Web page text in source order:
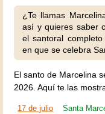
¿Te llamas
así y quieres saber
el santoral
en que se celebra
El santo de Marcelina
2026. Aquí te las
17 de julio Santa